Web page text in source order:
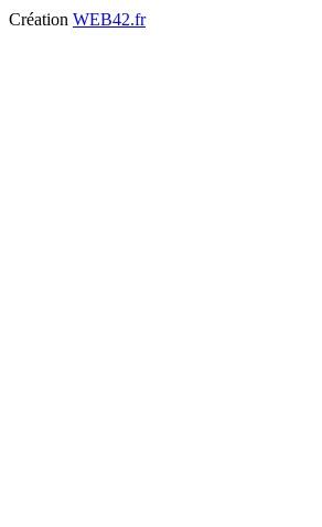
Création WEB42.fr